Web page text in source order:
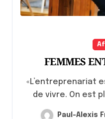
FEMMES
«L’entreprenariat est un esprit, une façon
de vivre. On est
Paul-Alexis